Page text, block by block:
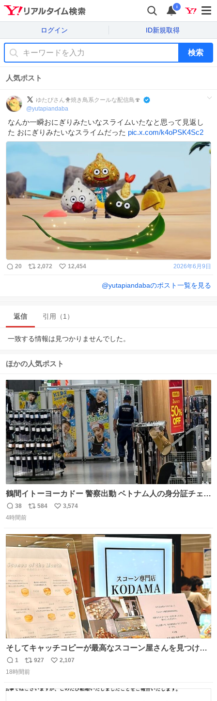
i
ログイン ID新規取得
検索
人気ポスト
ゆたぴさん🐥焼き鳥系クールな配信鳥🍄
@yutapiandaba
なんか一瞬おにぎりみたいなスライムいたなと思って見返し
た おにぎりみたいなスライムだった pic.x.com/k4oPSK4Sc2
20 2,072 12,454 2026年6月9日
@yutapiandabaのポスト一覧を見る
返信 引用（1）
一致する情報は見つかりませんでした。
ほかの人気ポスト
鶴間イトーヨーカドー 警察出動 ベトナム人の身分証チェッ
クを開店前に実施、店内まで見張りにきてます。不法滞在
者は覚悟してお越しください。
返
信
38
リ
ト
数
584
い
数
3,574
4時間前
そしてキャッチコピーが最高なスコーン屋さんを見つけて
しまったので思わず買い込んでしまった。スコーンなんて
パッサパサなほどええですからね。
返
信
1
リ
ポ
927
い
2,107
18時間前